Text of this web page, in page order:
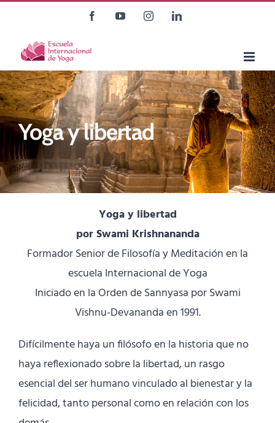
contenido
FacebookYouTubeInstagramLinkedIn
Yoga y libertad
Yoga y libertad
por Swami Krishnananda
Formador Senior de Filosofía y Meditación en la
escuela Internacional de Yoga
Iniciado en la Orden de Sannyasa por Swami
Vishnu-Devananda en 1991.
Difícilmente haya un filósofo en la historia que no
haya reflexionado sobre la libertad, un rasgo
esencial del ser humano vinculado al bienestar y la
felicidad, tanto personal como en relación con los